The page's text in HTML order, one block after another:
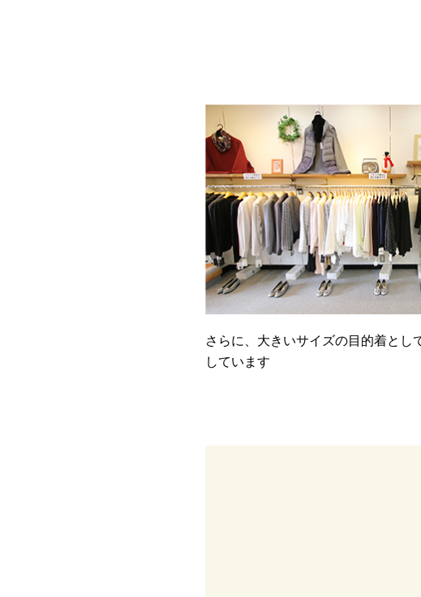
さらに、大きいサイズの目的着とし
しています